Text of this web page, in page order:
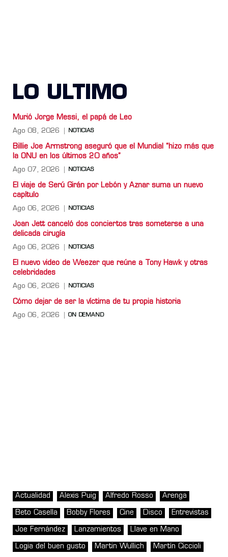
LO ULTIMO
Murió Jorge Messi, el papá de Leo
Ago 08, 2026 NOTICIAS
Billie Joe Armstrong aseguró que el Mundial “hizo más que
la ONU en los últimos 20 años”
Ago 07, 2026 NOTICIAS
El viaje de Serú Girán por Lebón y Aznar suma un nuevo
capítulo
Ago 06, 2026 NOTICIAS
Joan Jett canceló dos conciertos tras someterse a una
delicada cirugía
Ago 06, 2026 NOTICIAS
El nuevo video de Weezer que reúne a Tony Hawk y otras
celebridades
Ago 06, 2026 NOTICIAS
Cómo dejar de ser la víctima de tu propia historia
Ago 06, 2026 ON DEMAND
Actualidad Alexis Puig Alfredo Rosso Arenga
Beto Casella Bobby Flores Cine Disco Entrevistas
Joe Fernández Lanzamientos Llave en Mano
Logia del buen gusto Martin Wullich Martín Ciccioli